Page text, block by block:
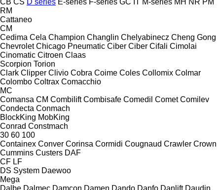
RM
Cattaneo
CM
Cedima Cela Champion Changlin Chelyabinecz Cheng Gong
Chevrolet Chicago Pneumatic Ciber Ciber Cifali Cimolai
Cinomatic Citroen Claas
Scorpion Torion
Clark Clipper Clivio Cobra Coime Coles Collomix Colmar
Colombo Coltrax Comacchio
MC
Comansa CM Combilift Combisafe Comedil Comet Comilev
Condecta Conmach
BlockKing MobKing
Conrad Constmach
30 60 100
Containex Conver Corinsa Cormidi Cougnaud Crawler Crown
Cummins Custers DAF
CF LF
DS System Daewoo
Mega
Dalbe Dalmec Damcon Damen Dando Danfo Danlift Daudin